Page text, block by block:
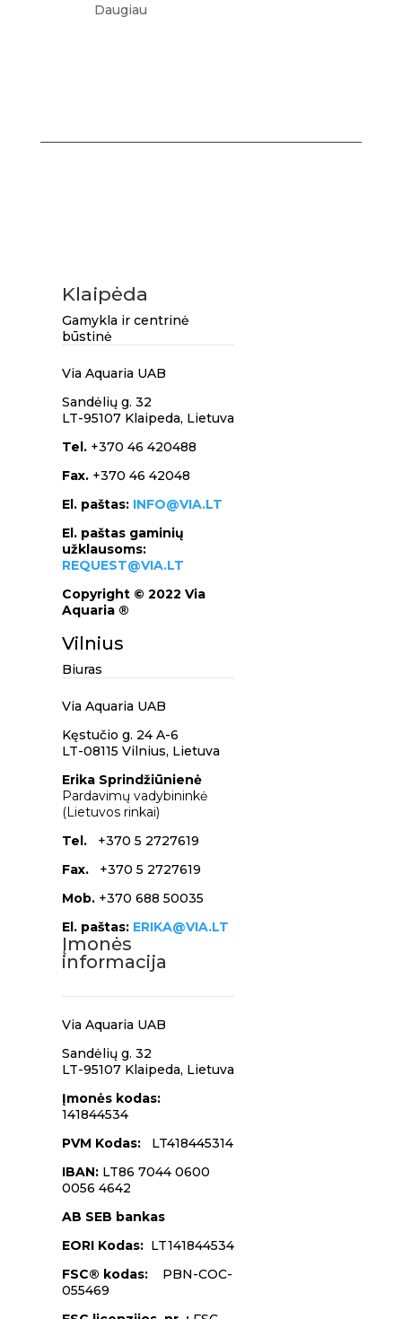
Daugiau
Klaipėda
Gamykla ir centrinė
būstinė
Via Aquaria UAB
Sandėlių g. 32
LT-95107 Klaipeda, Lietuva
Tel. +370 46 420488
Fax.+370 46 42048
El. paštas: INFO@VIA.LT
El. paštas gaminių
užklausoms:
REQUEST@VIA.LT
Copyright © 2022 Via
Aquaria ®
Vilnius
Biuras
Via Aquaria UAB
Kęstučio g. 24 A-6
LT-08115 Vilnius, Lietuva
Erika Sprindžiūnienė
Pardavimų vadybininkė
(Lietuvos rinkai)
Tel.+370 5 2727619
Fax. +370 5 2727619
Mob.+370 688 50035
El. paštas: ERIKA@VIA.LT
Įmonės
informacija
Via Aquaria UAB
Sandėlių g. 32
LT-95107 Klaipeda, Lietuva
Įmonės kodas:
141844534
PVM Kodas: LT418445314
IBAN: LT86 7044 0600
0056 4642
AB SEB bankas
EORI Kodas: LT141844534
FSC® kodas:PBN-COC-
055469